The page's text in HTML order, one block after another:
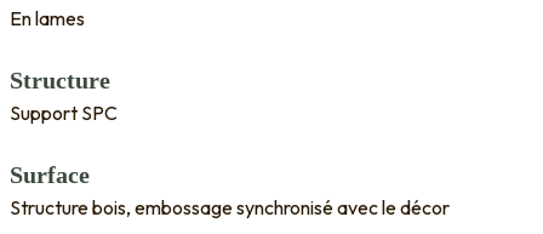
En lames
Structure
Support SPC
Surface
Structure bois, embossage synchronisé avec le décor